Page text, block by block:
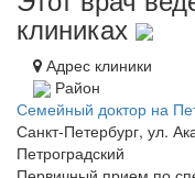
клиниках
Адрес клиники
Район
Семейный доктор на
Санкт-Петербург, ул.
Петроградский